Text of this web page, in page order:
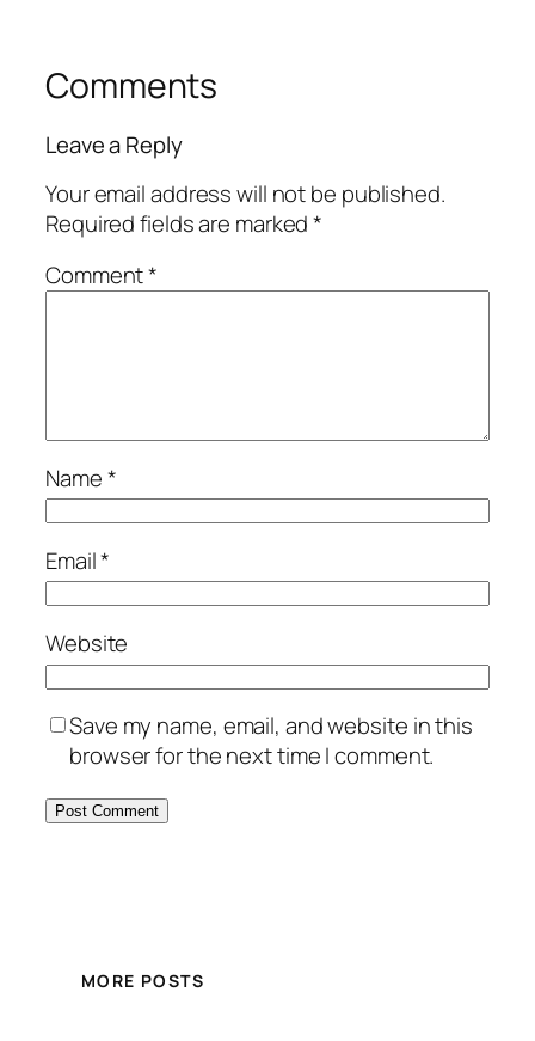
Comments
Leave a Reply
Your email address will not be published.
Required fields are marked*
Comment*
Name*
Email*
Website
Save my name, email, and website in this
browser for the next time I comment.
MORE POSTS